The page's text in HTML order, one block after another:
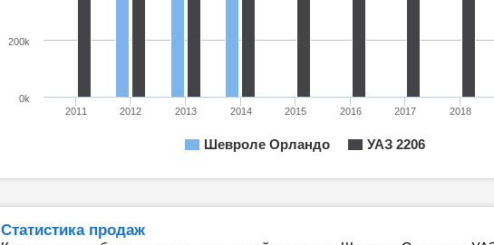
Шевроле Орландо УАЗ 2206
2011 2012 2013 2014 2015 2016 2017 2018
0k
200k
Статистика продаж